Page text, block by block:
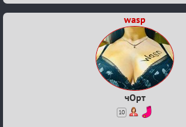
Турнира
wasp
чОрт
10